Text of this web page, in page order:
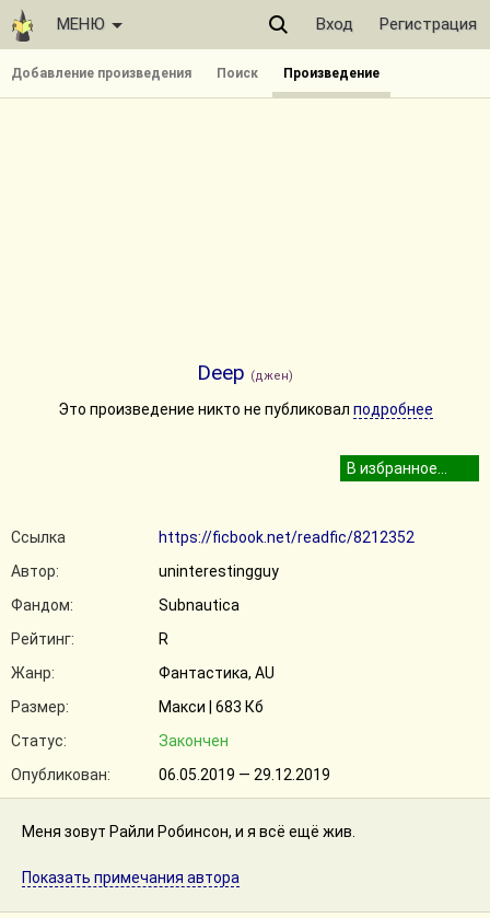
МЕНЮ Вход Регистрация
Добавление произведения Поиск Произведение
Deep (джен)
Это произведение никто не публиковал подробнее
Ссылка
https://ficbook.net/readfic/8212352
Автор:
uninterestingguy
Фандом:
Subnautica
Рейтинг:
R
Жанр:
Фантастика, AU
Размер:
Макси | 683 Кб
Статус:
Закончен
Опубликован:
06.05.2019 — 29.12.2019
Меня зовут Райли Робинсон, и я всё ещё жив.
Показать примечания автора